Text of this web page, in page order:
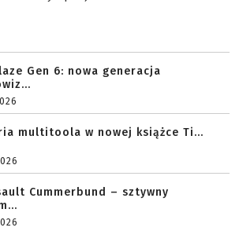
Gen 6: nowa generacja
multitoola w nowej książce Ti...
Cummerbund – sztywny